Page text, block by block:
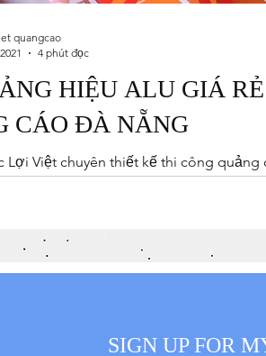
HIỆU ALU GIÁ
CÁO ĐÀ NẴNG
Lợi Việt chuyên thiết kế thi công
quangcao
4 phút đọc
SIGN UP FOR